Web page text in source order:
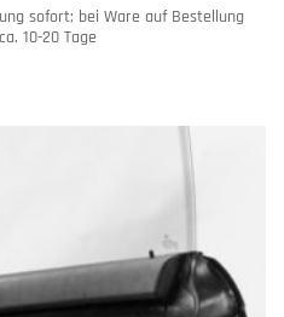
sofort; bei Ware auf Bestellung
10-20 Tage